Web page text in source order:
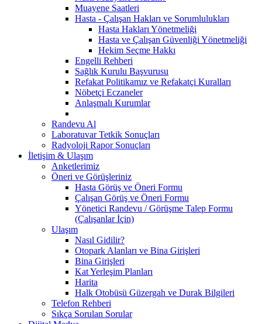
Muayene Saatleri
Hasta - Çalışan Hakları ve Sorumlulukları
Hasta Hakları Yönetmeliği
Hasta ve Çalışan Güvenliği Yönetmeliği
Hekim Seçme Hakkı
Engelli Rehberi
Sağlık Kurulu Başvurusu
Refakat Politikamız ve Refakatçi Kuralları
Nöbetçi Eczaneler
Anlaşmalı Kurumlar
Randevu Al
Laboratuvar Tetkik Sonuçları
Radyoloji Rapor Sonuçları
İletişim & Ulaşım
Anketlerimiz
Öneri ve Görüşleriniz
Hasta Görüş ve Öneri Formu
Çalışan Görüş ve Öneri Formu
Yönetici Randevu / Görüşme Talep Formu
(Çalışanlar İçin)
Ulaşım
Nasıl Gidilir?
Otopark Alanları ve Bina Girişleri
Bina Girişleri
Kat Yerleşim Planları
Harita
Halk Otobüsü Güzergah ve Durak Bilgileri
Telefon Rehberi
Sıkça Sorulan Sorular